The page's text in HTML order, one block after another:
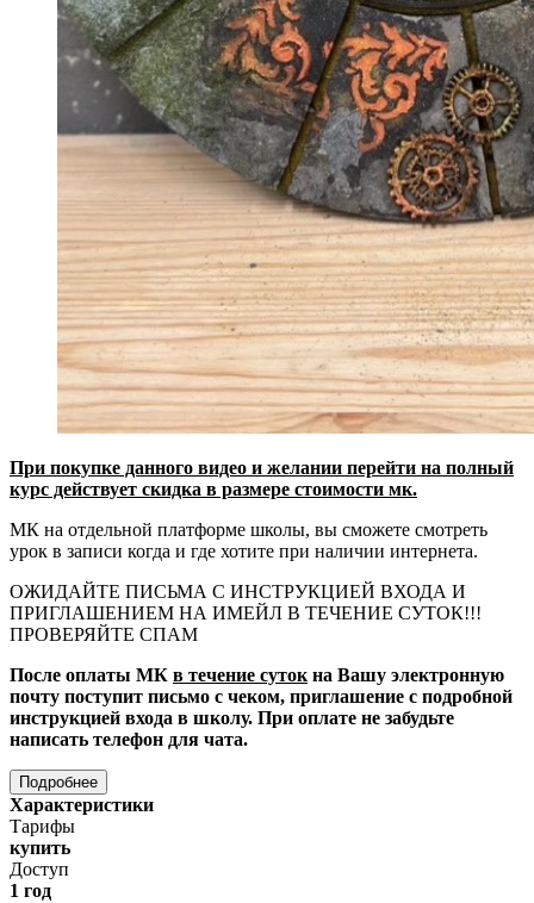
При покупке данного видео и желании перейти на полный
курс действует скидка в размере стоимости мк.
МК на отдельной платформе школы, вы сможете смотреть
урок в записи когда и где хотите при наличии интернета.
ОЖИДАЙТЕ ПИСЬМА С ИНСТРУКЦИЕЙ ВХОДА И
ПРИГЛАШЕНИЕМ НА ИМЕЙЛ В ТЕЧЕНИЕ СУТОК!!!
ПРОВЕРЯЙТЕ СПАМ
После оплаты МК в течение суток на Вашу электронную
почту поступит письмо с чеком, приглашение с подробной
инструкцией входа в школу. При оплате не забудьте
написать телефон для чата.
Подробнее
Характеристики
Тарифы
купить
Доступ
1 год